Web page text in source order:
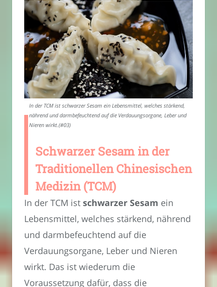
In der TCM ist schwarzer Sesam ein Lebensmittel, welches stärkend,
nährend und darmbefeuchtend auf die Verdauungsorgane, Leber und
Nieren wirkt.(#03)
Schwarzer Sesam in der
Traditionellen Chinesischen
Medizin (TCM)
In der TCM ist schwarzer Sesam ein
Lebensmittel, welches stärkend, nährend
und darmbefeuchtend auf die
Verdauungsorgane, Leber und Nieren
wirkt. Das ist wiederum die
Voraussetzung dafür, dass die